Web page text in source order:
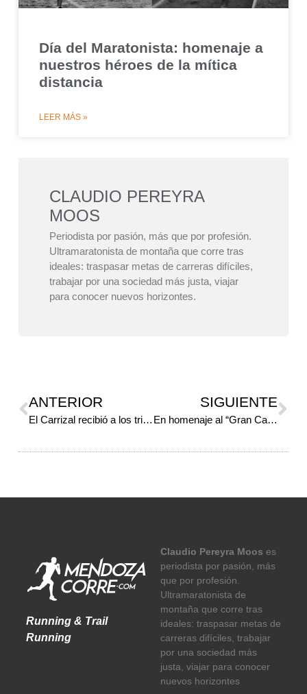
Día del Maratonista: homenaje a
nuestros héroes de la mítica
distancia
LEER MÁS »
CLAUDIO PEREYRA
MOOS
Periodista por pasión, más que por profesión.
Ultramaratonista de montaña que corre tras
ideales: traspasar metas de carreras difíciles,
trabajar por una sociedad más justa, viajar
para conocer nuevos horizontes.
ANTERIOR
El Carrizal recibió a los triatletas
SIGUIENTE
En homenaje al “Gran Capitán”
Running & Trail
Running
Claudio Pereyra Moos es
periodista por pasión, más
que por profesión.
Ultramaratonista de
montaña que corre tras
ideales: traspasar metas de
carreras difíciles, trabajar
por una sociedad más
justa, viajar para conocer
nuevos horizontes